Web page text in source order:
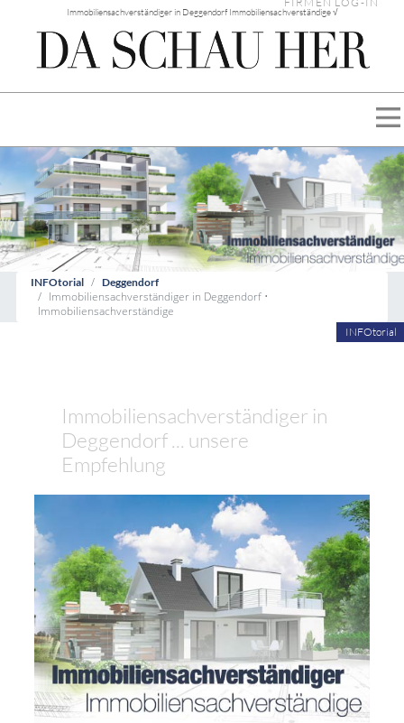
Immobiliensachverständiger in Deggendorf Immobiliensachverständige √
INFOtorial Deggendorf
Immobiliensachverständiger in Deggendorf •
Immobiliensachverständige
INFOtorial
Immobiliensachverständiger in
Deggendorf ... unsere
Empfehlung